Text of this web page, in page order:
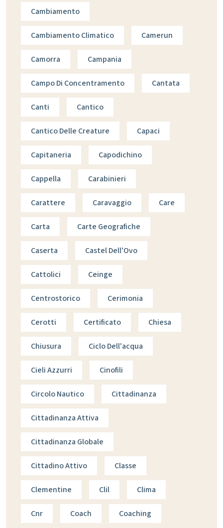
Cambiamento
Cambiamento Climatico Camerun
Camorra Campania
Campo Di Concentramento Cantata
Canti Cantico
Cantico Delle Creature Capaci
Capitaneria Capodichino
Cappella Carabinieri
Carattere Caravaggio Care
Carta Carte Geografiche
Caserta Castel Dell'Ovo
Cattolici Ceinge
Centrostorico Cerimonia
Cerotti Certificato Chiesa
Chiusura Ciclo Dell'acqua
Cieli Azzurri Cinofili
Circolo Nautico Cittadinanza
Cittadinanza Attiva
Cittadinanza Globale
Cittadino Attivo Classe
Clementine Clil Clima
Cnr Coach Coaching